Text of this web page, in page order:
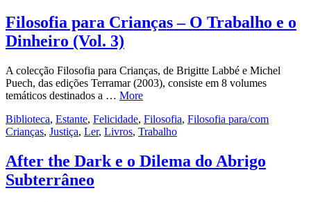
Filosofia para Crianças – O Trabalho e o
Dinheiro (Vol. 3)
A colecção Filosofia para Crianças, de Brigitte Labbé e Michel
Puech, das edições Terramar (2003), consiste em 8 volumes
temáticos destinados a … More
Biblioteca, Estante, Felicidade, Filosofia, Filosofia para/com
Crianças, Justiça, Ler, Livros, Trabalho
After the Dark e o Dilema do Abrigo
Subterrâneo